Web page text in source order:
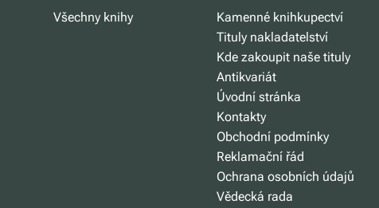
Všechny knihy
Kamenné knihkupectví
Tituly nakladatelství
Kde zakoupit naše tituly
Antikvariát
Úvodní stránka
Kontakty
Obchodní podmínky
Reklamační řád
Ochrana osobních údajů
Vědecká rada